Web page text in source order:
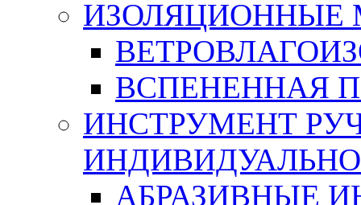
ИЗОЛЯЦИОННЫЕ
ВСПЕНЕННАЯ
ИНСТРУМЕНТ
АБРАЗИВНЫЕ